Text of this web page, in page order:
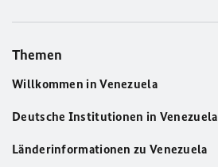
Themen
Willkommen in Venezuela
Deutsche Institutionen in Venezuela
Länderinformationen zu Venezuela